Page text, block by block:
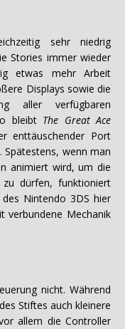
sehr niedrig
Stories immer wieder
etwas mehr Arbeit
Displays sowie die
aller verfügbaren
bleibt The Great Ace
enttäuschender Port
Spätestens, wenn man
animiert wird, um die
dürfen, funktioniert
Nintendo 3DS hier
verbundene Mechanik
nicht. Während
Stiftes auch kleinere
allem die Controller